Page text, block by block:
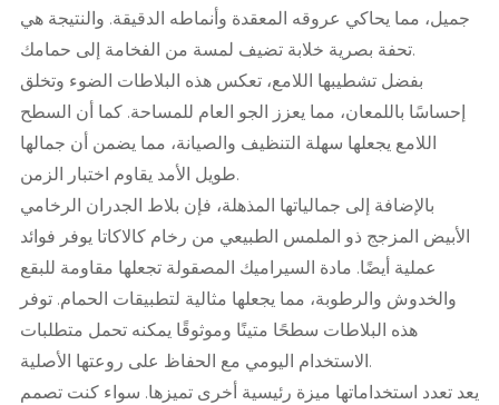
جميل، مما يحاكي عروقه المعقدة وأنماطه الدقيقة. والنتيجة هي
تحفة بصرية خلابة تضيف لمسة من الفخامة إلى حمامك.
بفضل تشطيبها اللامع، تعكس هذه البلاطات الضوء وتخلق
إحساسًا باللمعان، مما يعزز الجو العام للمساحة. كما أن السطح
اللامع يجعلها سهلة التنظيف والصيانة، مما يضمن أن جمالها
طويل الأمد يقاوم اختبار الزمن.
بالإضافة إلى جمالياتها المذهلة، فإن بلاط الجدران الرخامي
الأبيض المزجج ذو الملمس الطبيعي من رخام كالاكاتا يوفر فوائد
عملية أيضًا. مادة السيراميك المصقولة تجعلها مقاومة للبقع
والخدوش والرطوبة، مما يجعلها مثالية لتطبيقات الحمام. توفر
هذه البلاطات سطحًا متينًا وموثوقًا يمكنه تحمل متطلبات
الاستخدام اليومي مع الحفاظ على روعتها الأصلية.
يعد تعدد استخداماتها ميزة رئيسية أخرى تميزها. سواء كنت تصمم